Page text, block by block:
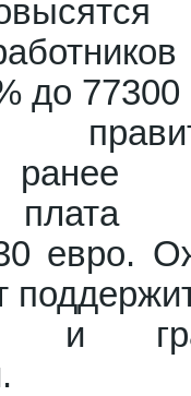
до
ранее
плата
евро.
и